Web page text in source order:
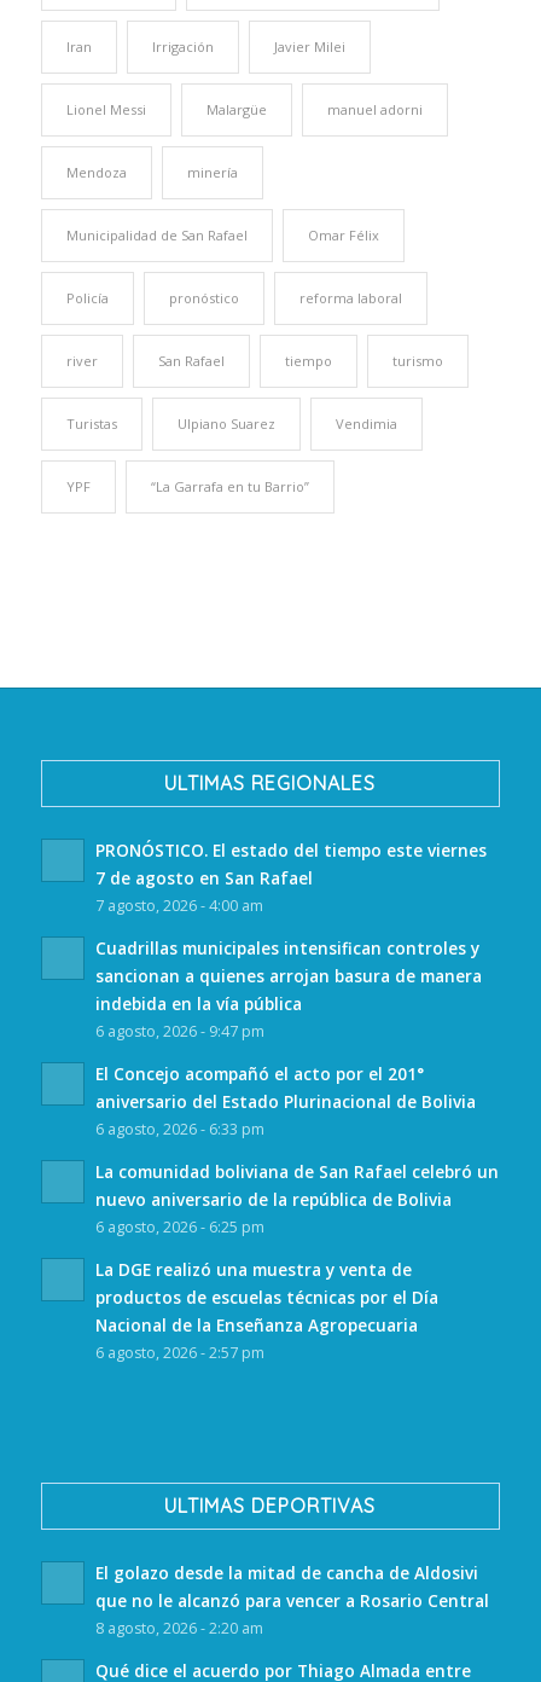
Iran Irrigación Javier Milei
Lionel Messi Malargüe manuel adorni
Mendoza minería
Municipalidad de San Rafael Omar Félix
Policía pronóstico reforma laboral
river San Rafael tiempo turismo
Turistas Ulpiano Suarez Vendimia
YPF “La Garrafa en tu Barrio”
ULTIMAS REGIONALES
PRONÓSTICO. El estado del tiempo este viernes
7 de agosto en San Rafael
7 agosto, 2026 - 4:00 am
Cuadrillas municipales intensifican controles y
sancionan a quienes arrojan basura de manera
indebida en la vía pública
6 agosto, 2026 - 9:47 pm
El Concejo acompañó el acto por el 201°
aniversario del Estado Plurinacional de Bolivia
6 agosto, 2026 - 6:33 pm
La comunidad boliviana de San Rafael celebró un
nuevo aniversario de la república de Bolivia
6 agosto, 2026 - 6:25 pm
La DGE realizó una muestra y venta de
productos de escuelas técnicas por el Día
Nacional de la Enseñanza Agropecuaria
6 agosto, 2026 - 2:57 pm
ULTIMAS DEPORTIVAS
El golazo desde la mitad de cancha de Aldosivi
que no le alcanzó para vencer a Rosario Central
8 agosto, 2026 - 2:20 am
Qué dice el acuerdo por Thiago Almada entre